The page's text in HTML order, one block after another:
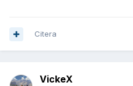
Citera
VickeX